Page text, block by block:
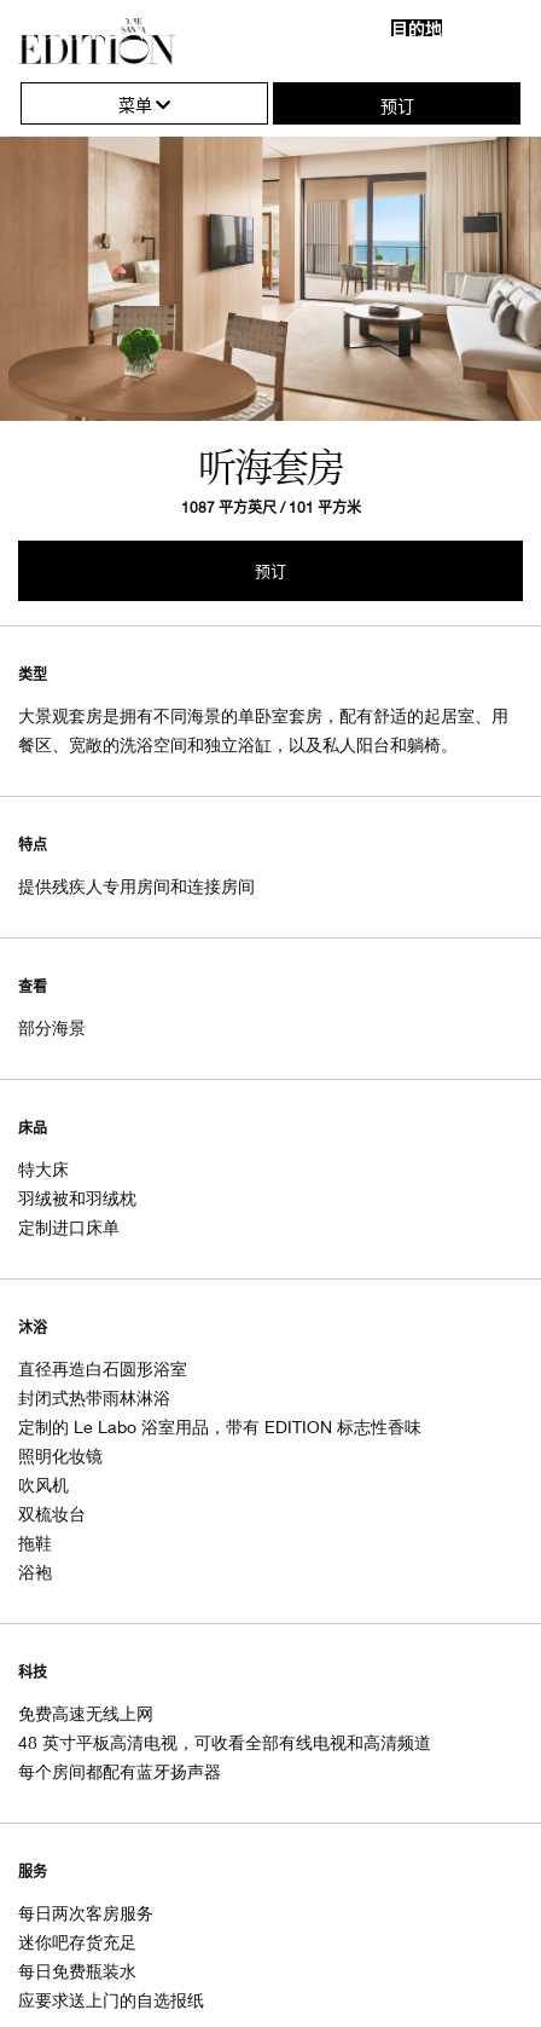
击
打
闭
导
航
目的地
闭
导
菜单 预订
听海套房
1087 平方英尺 / 101 平方米
预订
类型
大景观套房是拥有不同海景的单卧室套房，配有舒适的起居室、用
餐区、宽敞的洗浴空间和独立浴缸，以及私人阳台和躺椅。
特点
提供残疾人专用房间和连接房间
查看
部分海景
床品
特大床
羽绒被和羽绒枕
定制进口床单
沐浴
直径再造白石圆形浴室
封闭式热带雨林淋浴
定制的 Le Labo 浴室用品，带有 EDITION 标志性香味
照明化妆镜
吹风机
双梳妆台
拖鞋
浴袍
科技
免费高速无线上网
48 英寸平板高清电视，可收看全部有线电视和高清频道
每个房间都配有蓝牙扬声器
服务
每日两次客房服务
迷你吧存货充足
每日免费瓶装水
应要求送上门的自选报纸